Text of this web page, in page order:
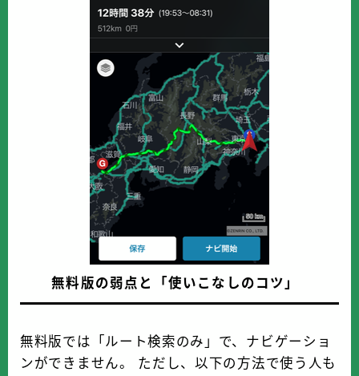
無料版の弱点と「使いこなしのコツ」
無料版では「ルート検索のみ」で、ナビゲーショ
ンができません。 ただし、以下の方法で使う人も